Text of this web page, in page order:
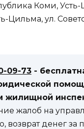
Коми,
Цильма, ул.
09-73 -
жилищной
жалоб на
возврат денег за